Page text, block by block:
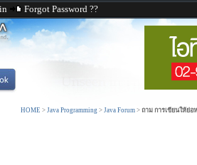
Forgot Password ??
HOME > Java Programming > Java Forum > ถาม การเขียนให้ย่อ